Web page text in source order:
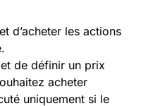
d’acheter les actions
de définir un prix
acheter
uniquement si le